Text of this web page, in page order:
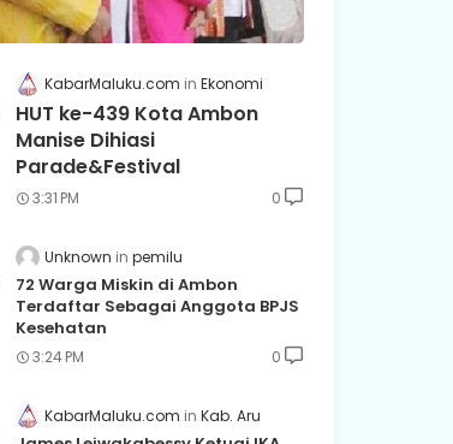
KabarMaluku.com Ekonomi
HUT ke-439 Kota Ambon
Manise Dihiasi
Parade&Festival
3:31 PM 0
Unknown pemilu
72 Warga Miskin di Ambon
Terdaftar Sebagai Anggota BPJS
Kesehatan
3:24 PM 0
KabarMaluku.com Kab. Aru